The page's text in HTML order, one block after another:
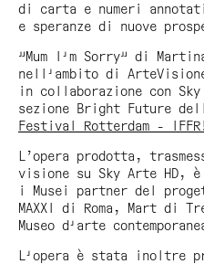
di carta e numeri
e speranze di nuove
"Mum I'm Sorry" di
nell'ambito di
in collaborazione con
sezione Bright Future
Festival Rotterdam - IFFR!
L’opera prodotta,
visione su Sky Arte HD,
i Musei partner del
MAXXI di Roma, Mart di
Museo d'arte
L'opera è stata inoltre